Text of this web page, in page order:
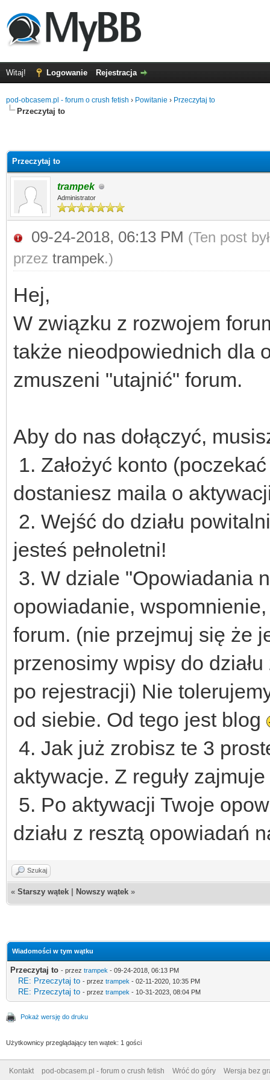
Witaj! Logowanie Rejestracja
pod-obcasem.pl - forum o crush fetish › Powitanie › Przeczytaj to
Przeczytaj to
Przeczytaj to
trampek
Administrator
09-24-2018, 06:13 PM (Ten post
przez trampek.)
Hej,
W związku z rozwojem
także nieodpowiednich dla
zmuszeni "utajnić" forum.
Aby do nas dołączyć,
1. Założyć konto
dostaniesz maila o
2. Wejść do działu
jesteś pełnoletni!
3. W dziale "Opowiadania
opowiadanie,
forum. (nie przejmuj się że
przenosimy wpisy do
po rejestracji) Nie
od siebie. Od tego jest blog
4. Jak już zrobisz te 3
aktywacje. Z reguły
5. Po aktywacji Twoje
działu z resztą opowiadań
Szukaj
« Starszy wątek Nowszy wątek »
Wiadomości w tym wątku
Przeczytaj to - przez trampek - 09-24-2018, 06:13 PM
RE: Przeczytaj to - przez trampek - 02-11-2020, 10:35 PM
RE: Przeczytaj to - przez trampek - 10-31-2023, 08:04 PM
Pokaż wersję do druku
Użytkownicy przeglądający ten wątek: 1 gości
Kontakt pod-obcasem.pl - forum o crush fetish Wróć do góry Wersja bez